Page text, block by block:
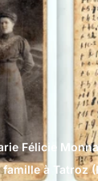
Félicie
à Tatroz